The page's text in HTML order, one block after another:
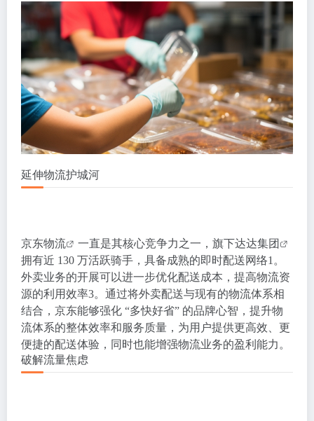
延伸物流护城河
京东物流 一直是其核心竞争力之一，旗下达达集团
拥有近 130 万活跃骑手，具备成熟的即时配送网络1 。
外卖业务的开展可以进一步优化配送成本，提高物流资
源的利用效率3。通过将外卖配送与现有的物流体系相
结合，京东能够强化 “多快好省” 的品牌心智，提升物
流体系的整体效率和服务质量，为用户提供更高效、更
便捷的配送体验，同时也能增强物流业务的盈利能力。
破解流量焦虑